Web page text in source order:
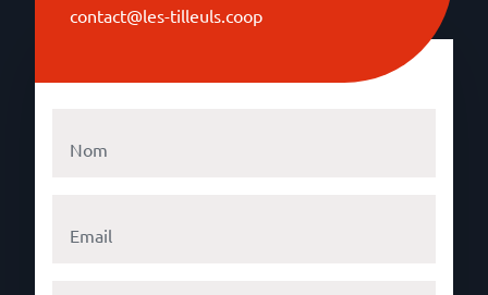
contact@les-tilleuls.coop